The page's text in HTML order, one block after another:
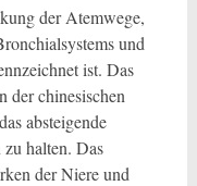
der Atemwege,
und
ist. Das
der chinesischen
absteigende
halten. Das
der Niere und